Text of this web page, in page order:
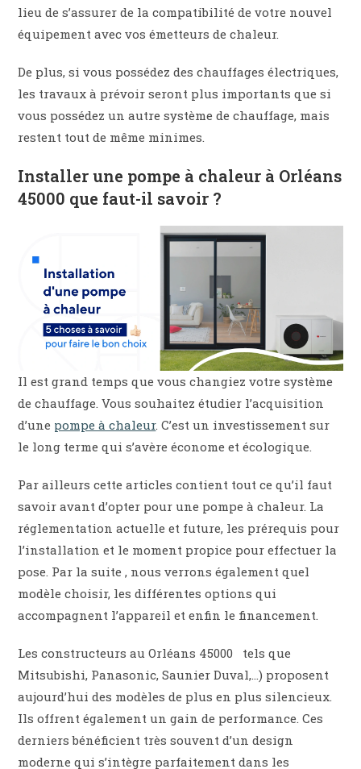
lieu de s’assurer de la compatibilité de votre nouvel
équipement avec vos émetteurs de chaleur.
De plus, si vous possédez des chauffages électriques,
les travaux à prévoir seront plus importants que si
vous possédez un autre système de chauffage, mais
restent tout de même minimes.
Installer une pompe à chaleur à Orléans
45000 que faut-il savoir ?
Il est grand temps que vous changiez votre système
de chauffage. Vous souhaitez étudier l’acquisition
d’une pompe à chaleur. C’est un investissement sur
le long terme qui s’avère économe et écologique.
Par ailleurs cette articles contient tout ce qu’il faut
savoir avant d’opter pour une pompe à chaleur. La
réglementation actuelle et future, les prérequis pour
l’installation et le moment propice pour effectuer la
pose. Par la suite , nous verrons également quel
modèle choisir, les différentes options qui
accompagnent l’appareil et enfin le financement.
Les constructeurs au Orléans 45000 tels que
Mitsubishi, Panasonic, Saunier Duval,…) proposent
aujourd’hui des modèles de plus en plus silencieux.
Ils offrent également un gain de performance. Ces
derniers bénéficient très souvent d’un design
moderne qui s’intègre parfaitement dans les